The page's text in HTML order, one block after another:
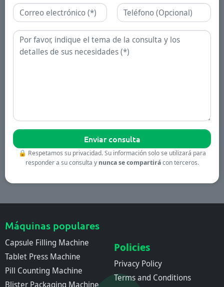
Correo electrónico Teléfono
Consulta
🔒 Respetamos su privacidad. Su información solo se utilizará para
responder a su consulta y nunca se compartirácon terceros.
Máquinas populares
Capsule Filling Machine
Tablet Press Machine
Pill Counting Machine
Blister Packaging Machine
Policies
Privacy Policy
Terms and Conditions